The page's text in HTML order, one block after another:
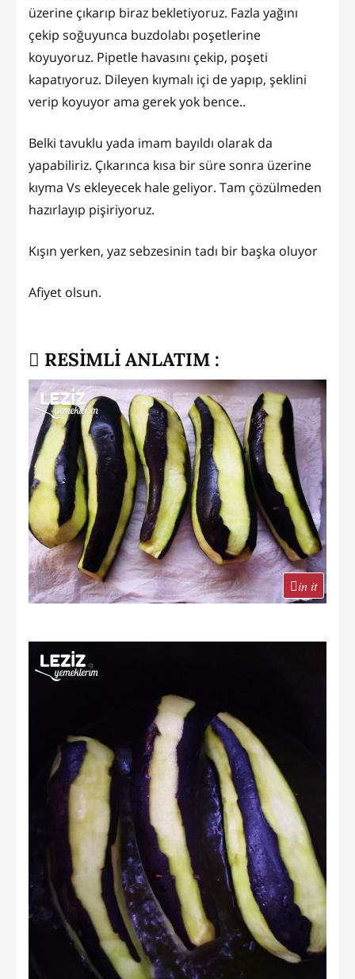
üzerine çıkarıp biraz bekletiyoruz. Fazla yağını
çekip soğuyunca buzdolabı poşetlerine
koyuyoruz. Pipetle havasını çekip, poşeti
kapatıyoruz. Dileyen kıymalı içi de yapıp, şeklini
verip koyuyor ama gerek yok bence..
Belki tavuklu yada imam bayıldı olarak da
yapabiliriz. Çıkarınca kısa bir süre sonra üzerine
kıyma Vs ekleyecek hale geliyor. Tam çözülmeden
hazırlayıp pişiriyoruz.
Kışın yerken, yaz sebzesinin tadı bir başka oluyor
Afiyet olsun.
RESİMLİ ANLATIM :
in it